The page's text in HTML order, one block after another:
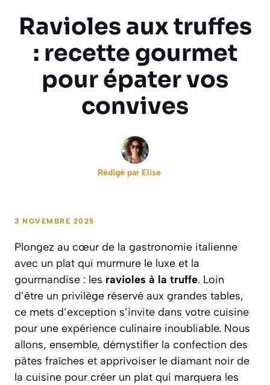
Ravioles aux truffes
: recette gourmet
pour épater vos
convives
Rédigé par Elise
3 NOVEMBRE 2025
Plongez au cœur de la gastronomie italienne
avec un plat qui murmure le luxe et la
gourmandise : les ravioles à la truffe. Loin
d’être un privilège réservé aux grandes tables,
ce mets d’exception s’invite dans votre cuisine
pour une expérience culinaire inoubliable. Nous
allons, ensemble, démystifier la confection des
pâtes fraîches et apprivoiser le diamant noir de
la cuisine pour créer un plat qui marquera les